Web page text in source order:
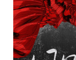
預約方法
主題房間
會員優惠